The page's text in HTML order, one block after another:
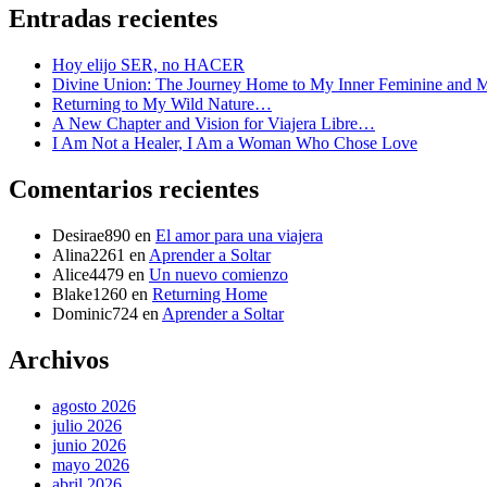
Entradas recientes
Hoy elijo SER, no HACER
Divine Union: The Journey Home to My Inner Feminine and
Returning to My Wild Nature…
A New Chapter and Vision for Viajera Libre…
I Am Not a Healer, I Am a Woman Who Chose Love
Comentarios recientes
Desirae890 en El amor para una viajera
Alina2261 en Aprender a Soltar
Alice4479 en Un nuevo comienzo
Blake1260 en Returning Home
Dominic724 en Aprender a Soltar
Archivos
agosto 2026
julio 2026
junio 2026
mayo 2026